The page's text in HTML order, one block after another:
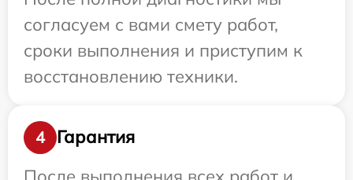
согласуем с вами смету работ,
сроки выполнения и приступим к
восстановлению техники.
4
Гарантия